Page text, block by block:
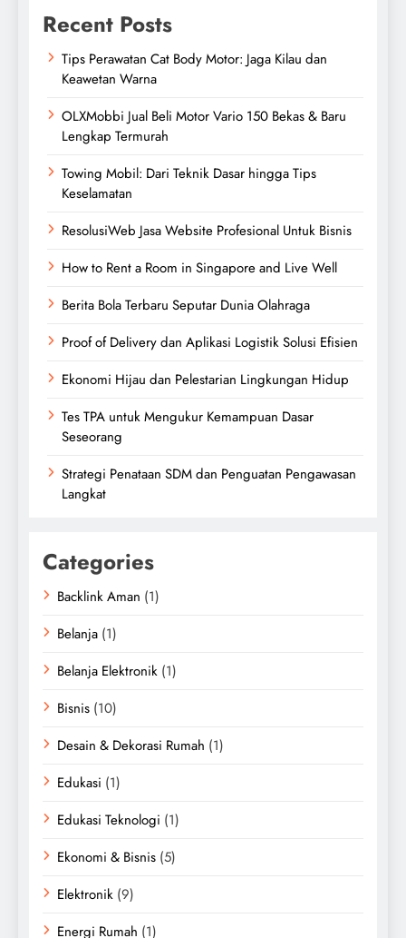
Recent Posts
Tips Perawatan Cat Body Motor: Jaga Kilau dan
Keawetan Warna
OLXMobbi Jual Beli Motor Vario 150 Bekas & Baru
Lengkap Termurah
Towing Mobil: Dari Teknik Dasar hingga Tips
Keselamatan
ResolusiWeb Jasa Website Profesional Untuk Bisnis
How to Rent a Room in Singapore and Live Well
Berita Bola Terbaru Seputar Dunia Olahraga
Proof of Delivery dan Aplikasi Logistik Solusi Efisien
Ekonomi Hijau dan Pelestarian Lingkungan Hidup
Tes TPA untuk Mengukur Kemampuan Dasar
Seseorang
Strategi Penataan SDM dan Penguatan Pengawasan
Langkat
Categories
Backlink Aman (1)
Belanja (1)
Belanja Elektronik (1)
Bisnis (10)
Desain & Dekorasi Rumah (1)
Edukasi (1)
Edukasi Teknologi (1)
Ekonomi & Bisnis (5)
Elektronik (9)
Energi Rumah (1)